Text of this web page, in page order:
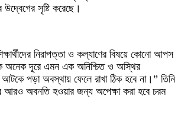
সৃষ্টি করেছে।
নিরাপত্তা ও কল্যাণের বিষয়ে কোনো আপস
অনেক দূরে এমন এক অনিশ্চিত ও অস্থির
আটকে পড়া অবস্থায় ফেলে রাখা ঠিক হবে না।” তিনি
আরও অবনতি হওয়ার জন্য অপেক্ষা করা হবে চরম